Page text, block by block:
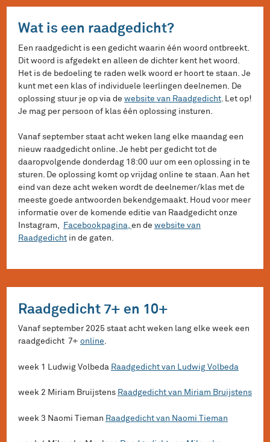
Wat is een raadgedicht?
Een raadgedicht is een gedicht waarin één woord ontbreekt.
Dit woord is afgedekt en alleen de dichter kent het woord.
Het is de bedoeling te raden welk woord er hoort te staan. Je
kunt met een klas of individuele leerlingen deelnemen. De
oplossing stuur je op via de website van Raadgedicht . Let op!
Je mag per persoon of klas één oplossing insturen.
Vanaf september staat acht weken lang elke maandag een
nieuw raadgedicht online. Je hebt per gedicht tot de
daaropvolgende donderdag 18:00 uur om een oplossing in te
sturen. De oplossing komt op vrijdag online te staan. Aan het
eind van deze acht weken wordt de deelnemer/klas met de
meeste goede antwoorden bekendgemaakt. Houd voor meer
informatie over de komende editie van Raadgedicht onze
Instagram, Facebookpagina,en de website van
Raadgedicht in de gaten.
Raadgedicht 7+ en 10+
Vanaf september 2025 staat acht weken lang elke week een
raadgedicht 7+ online
week 1 Ludwig Volbeda Raadgedicht van Ludwig Volbeda
week 2 Miriam Bruijstens Raadgedicht van Miriam Bruijstens
week 3 Naomi Tieman Raadgedicht van Naomi Tieman